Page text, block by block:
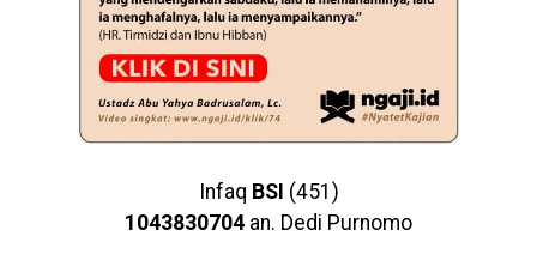
Infaq BSI (451)
1043830704 an. Dedi Purnomo